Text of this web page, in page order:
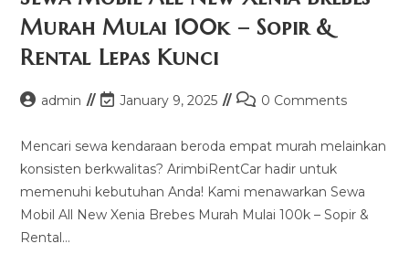
Sopir
&
Rental
Lepas
Murah Mulai 100k – Sopir &
Rental Lepas Kunci
Postadmin
Post
modified:
January 9, 2025
Post0 Comments
Mencari sewa kendaraan beroda empat murah melainkan
konsisten berkwalitas? ArimbiRentCar hadir untuk
memenuhi kebutuhan Anda! Kami menawarkan Sewa
Mobil All New Xenia Brebes Murah Mulai 100k – Sopir &
Rental…